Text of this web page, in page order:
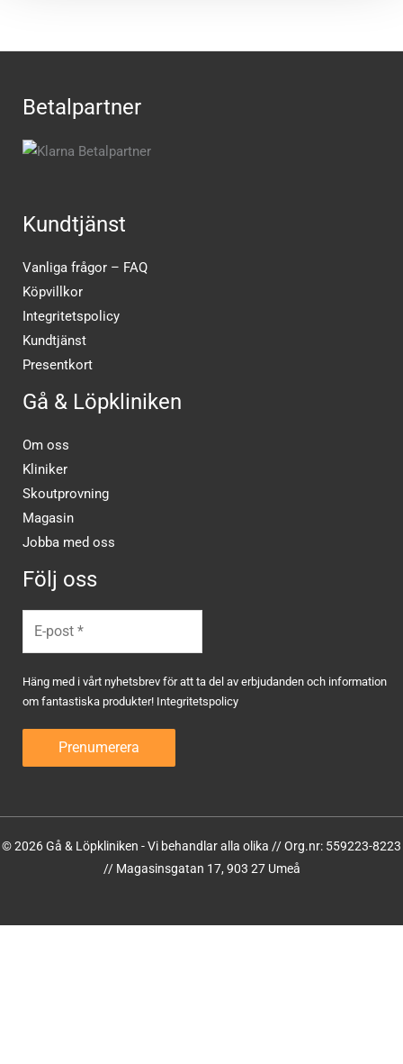
Betalpartner
Kundtjänst
Vanliga frågor – FAQ
Köpvillkor
Integritetspolicy
Kundtjänst
Presentkort
Gå & Löpkliniken
Om oss
Kliniker
Skoutprovning
Magasin
Jobba med oss
Följ oss
Häng med i vårt nyhetsbrev för att ta del av erbjudanden och information
om fantastiska produkter! Integritetspolicy
© 2026 Gå & Löpkliniken - Vi behandlar alla olika // Org.nr: 559223-8223
// Magasinsgatan 17, 903 27 Umeå